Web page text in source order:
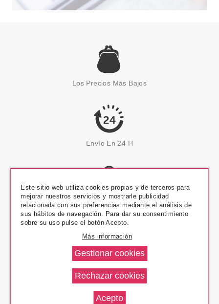
Los Precios Más Bajos
Envío En 24 H
Pago Seguro
14 Días Devolución
Este sitio web utiliza cookies propias y de terceros para
mejorar nuestros servicios y mostrarle publicidad
relacionada con sus preferencias mediante el análisis de
sus hábitos de navegación. Para dar su consentimiento
sobre su uso pulse el botón Acepto.
Más información